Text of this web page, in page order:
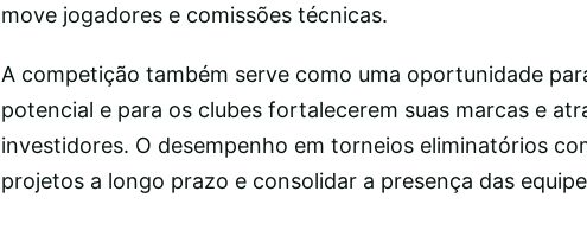
move jogadores e comissões técnicas.
A competição também serve como uma oportunidade
potencial e para os clubes fortalecerem suas marcas e
investidores. O desempenho em torneios eliminatórios
projetos a longo prazo e consolidar a presença das